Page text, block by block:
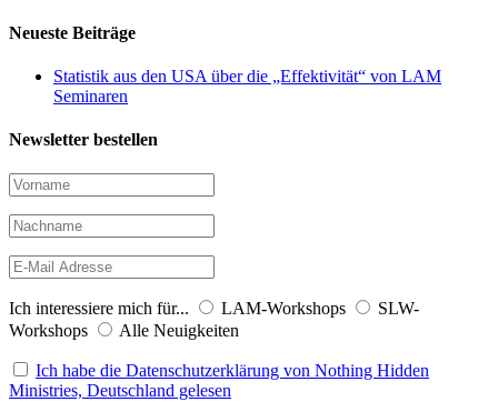
Neueste Beiträge
Statistik aus den USA über die „Effektivität“ von LAM
Seminaren
Newsletter bestellen
Ich interessiere mich für... LAM-Workshops
SLW-
Workshops
Alle Neuigkeiten
Ich habe die Datenschutzerklärung von Nothing Hidden
Ministries, Deutschland gelesen